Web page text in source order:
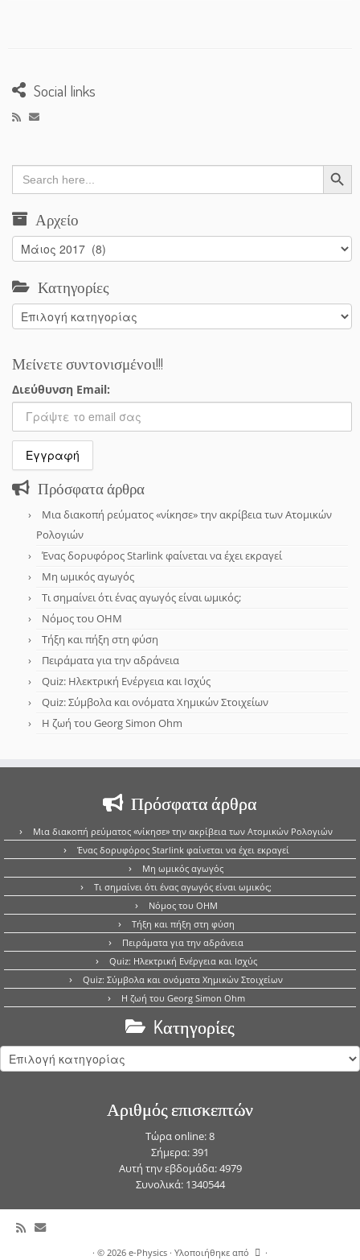
Social links
Search
for:
Search Button
Αρχείο
Αρχείο
Κατηγορίες
Κατηγορίες
Μείνετε συντονισμένοι!!!
Διεύθυνση Email:
Πρόσφατα άρθρα
Μια διακοπή ρεύματος «νίκησε» την ακρίβεια των Ατομικών
Ρολογιών
Ένας δορυφόρος Starlink φαίνεται να έχει εκραγεί
Μη ωμικός αγωγός
Τι σημαίνει ότι ένας αγωγός είναι ωμικός;
Νόμος του OHM
Τήξη και πήξη στη φύση
Πειράματα για την αδράνεια
Quiz: Ηλεκτρική Ενέργεια και Ισχύς
Quiz: Σύμβολα και ονόματα Χημικών Στοιχείων
Η ζωή του Georg Simon Ohm
Πρόσφατα άρθρα
Μια διακοπή ρεύματος «νίκησε» την ακρίβεια των Ατομικών Ρολογιών
Ένας δορυφόρος Starlink φαίνεται να έχει εκραγεί
Μη ωμικός αγωγός
Τι σημαίνει ότι ένας αγωγός είναι ωμικός;
Νόμος του OHM
Τήξη και πήξη στη φύση
Πειράματα για την αδράνεια
Quiz: Ηλεκτρική Ενέργεια και Ισχύς
Quiz: Σύμβολα και ονόματα Χημικών Στοιχείων
Η ζωή του Georg Simon Ohm
Kατηγορίες
Kατηγορίες
Αριθμός επισκεπτών
Τώρα online: 8
Σήμερα: 391
Αυτή την εβδομάδα: 4979
Συνολικά: 1340544
· © 2026 e-Physics · Υλοποιήθηκε από ·